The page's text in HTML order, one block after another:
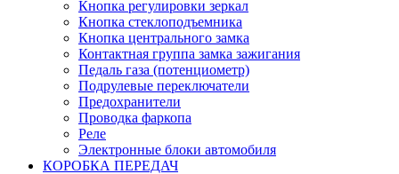
Кнопка регулировки зеркал
Кнопка стеклоподъемника
Кнопка центрального замка
Контактная группа замка зажигания
Педаль газа (потенциометр)
Подрулевые переключатели
Предохранители
Проводка фаркопа
Реле
Электронные блоки автомобиля
КОРОБКА ПЕРЕДАЧ